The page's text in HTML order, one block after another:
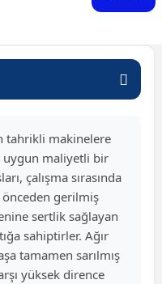
tahrikli makinelere
uygun maliyetli bir
çalışma sırasında
gerilmiş
sertlik sağlayan
sahiptirler. Ağır
tamamen sarılmış
yüksek dirence